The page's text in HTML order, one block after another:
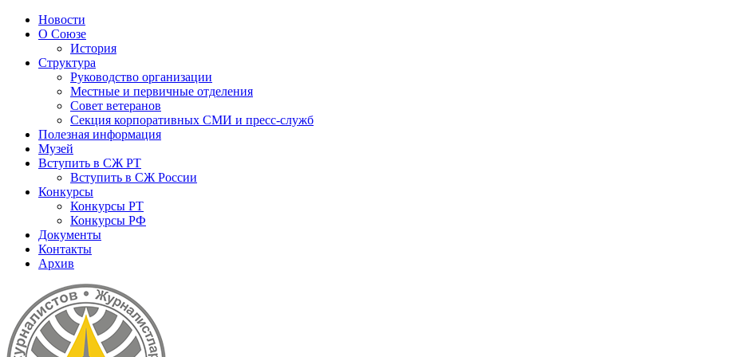
Новости
О Союзе
История
Структура
Руководство организации
Местные и первичные отделения
Совет ветеранов
Секция корпоративных СМИ и пресс-служб
Полезная информация
Музей
Вступить в СЖ РТ
Вступить в СЖ России
Конкурсы
Конкурсы РТ
Конкурсы РФ
Документы
Контакты
Архив